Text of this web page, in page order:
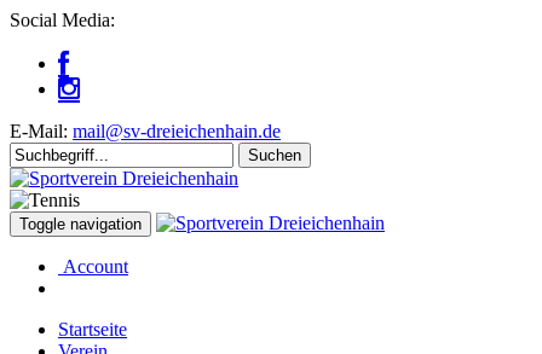
Social Media:
E-Mail: mail@sv-dreieichenhain.de
Toggle navigation
Account
Startseite